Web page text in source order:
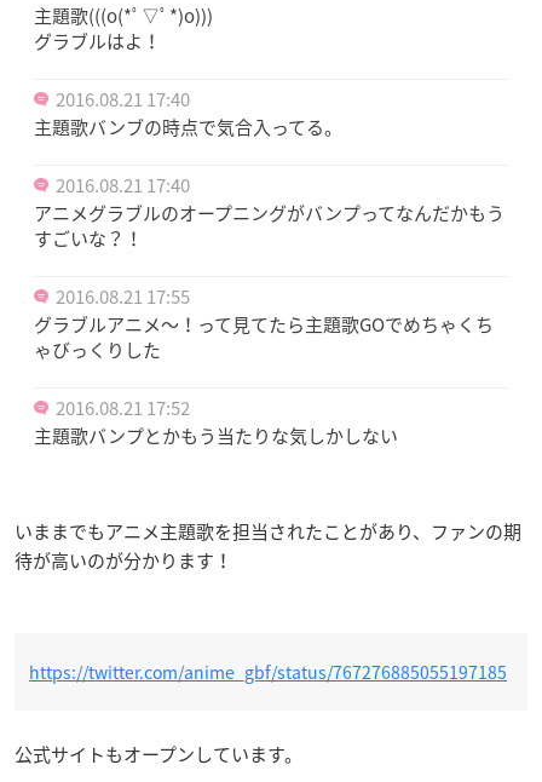
主題歌(((o(*ﾟ▽ﾟ*)o)))
グラブルはよ！
2016.08.21 17:40
主題歌バンブの時点で気合入ってる。
2016.08.21 17:40
アニメグラブルのオープニングがバンプってなんだかもう
すごいな？！
2016.08.21 17:55
グラブルアニメ～！って見てたら主題歌GOでめちゃくち
ゃびっくりした
2016.08.21 17:52
主題歌バンプとかもう当たりな気しかしない
いままでもアニメ主題歌を担当されたことがあり、ファンの期
待が高いのが分かります！
https://twitter.com/anime_gbf/status/767276885055197185
公式サイトもオープンしています。